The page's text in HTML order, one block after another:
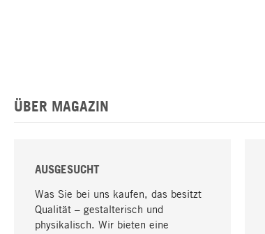
ÜBER MAGAZIN
AUSGESUCHT
Was Sie bei uns kaufen, das besitzt
Qualität – gestalterisch und
physikalisch. Wir bieten eine